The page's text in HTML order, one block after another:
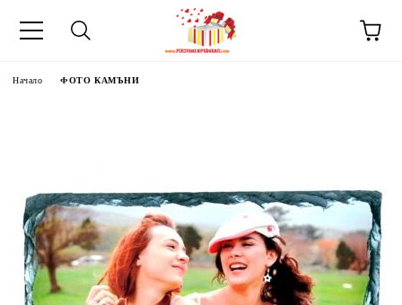
Начало ФОТО КАМЪНИ